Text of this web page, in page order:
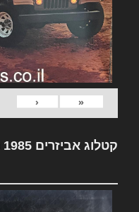
«
‹
קטלוג אביזרים Jeep 1985